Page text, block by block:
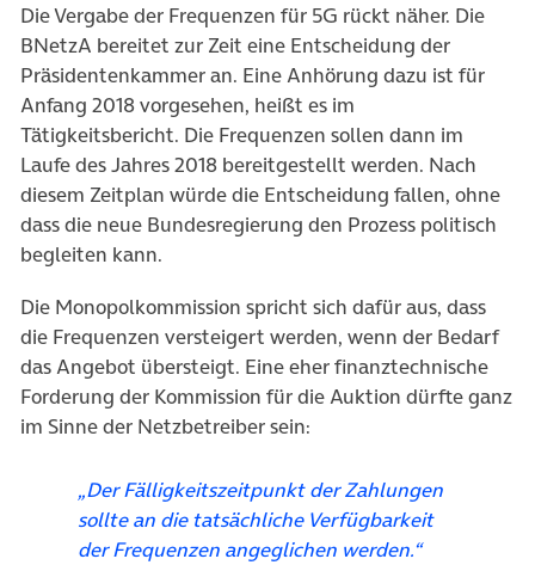
Die Vergabe der Frequenzen für 5G rückt näher. Die
BNetzA bereitet zur Zeit eine Entscheidung der
Präsidentenkammer an. Eine Anhörung dazu ist für
Anfang 2018 vorgesehen, heißt es im
Tätigkeitsbericht. Die Frequenzen sollen dann im
Laufe des Jahres 2018 bereitgestellt werden. Nach
diesem Zeitplan würde die Entscheidung fallen, ohne
dass die neue Bundesregierung den Prozess politisch
begleiten kann.
Die Monopolkommission spricht sich dafür aus, dass
die Frequenzen versteigert werden, wenn der Bedarf
das Angebot übersteigt. Eine eher finanztechnische
Forderung der Kommission für die Auktion dürfte ganz
im Sinne der Netzbetreiber sein:
„Der Fälligkeitszeitpunkt der Zahlungen
sollte an die tatsächliche Verfügbarkeit
der Frequenzen angeglichen werden.“